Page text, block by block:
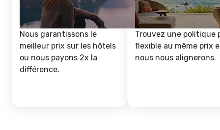
Nous garantissons le
meilleur prix sur les hôtels
ou nous payons 2x la
différence.
Trouvez une politique
flexible au même prix
nous nous alignerons.